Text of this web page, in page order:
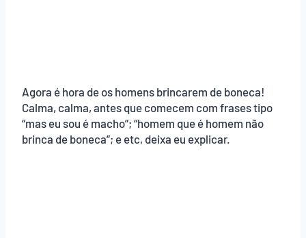
Agora é hora de os homens brincarem de boneca!
Calma, calma, antes que comecem com frases tipo
“mas eu sou é macho”; “homem que é homem não
brinca de boneca”; e etc, deixa eu explicar.